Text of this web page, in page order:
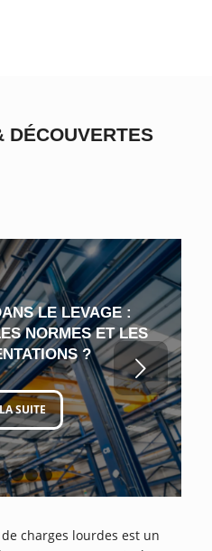
DÉCOUVERTES
LE LEVAGE :
NORMES ET LES
?
SUITE
1 2 3 4 5 6
charges lourdes est un